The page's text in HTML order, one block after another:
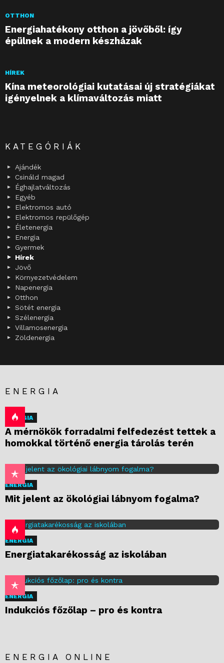
OTTHON
Energiahatékony otthon a jövőből: így
épülnek a modern készházak
HÍREK
Kína meteorológiai kutatásai új stratégiákat
igényelnek a klímaváltozás miatt
KATEGÓRIÁK
Ajándék
Csináld magad
Éghajlatváltozás
Egyéb
Elektromos autó
Elektromos repülőgép
Életenergia
Energia
Gyermek
Hírek
Jövő
Környezetvédelem
Napenergia
Otthon
Sötét energia
Szélenergia
Villamosenergia
Zöldenergia
ENERGIA
ENERGIA
A mérnökök forradalmi felfedezést tettek a
homokkal történő energia tárolás terén
ENERGIA
Mit jelent az ökológiai lábnyom fogalma?
ENERGIA
Energiatakarékosság az iskolában
ENERGIA
Indukciós főzőlap – pro és kontra
ENERGIA ONLINE